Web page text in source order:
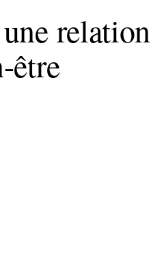
relation
être